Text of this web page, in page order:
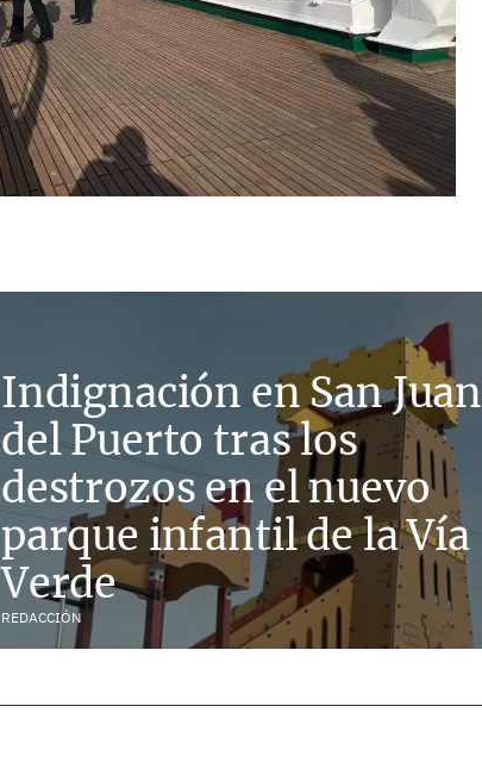
Indignación en San Juan
del Puerto tras los
destrozos en el nuevo
parque infantil de la Vía
Verde
REDACCIÓN